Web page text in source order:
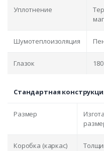
Уплотнение
Шумотеплоизоляция
Глазок
Стандартная
Размер
Коробка (каркас)